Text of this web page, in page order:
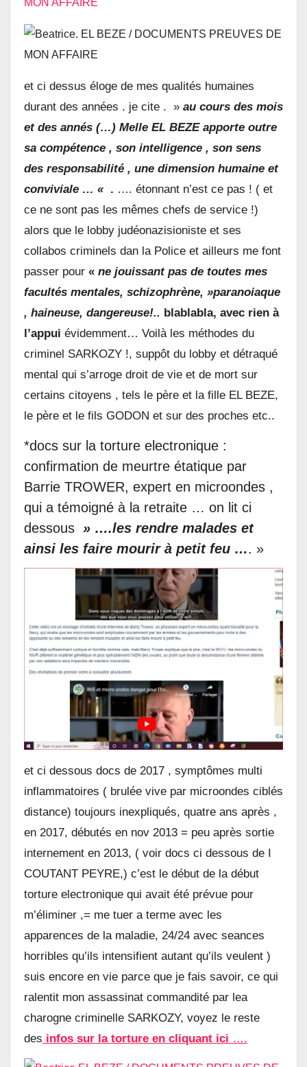
et ci dessus éloge de mes qualités humaines
durant des années . je cite . » au cours des mois
et des annés (…) Melle EL BEZE apporte outre
sa compétence , son intelligence , son sens
des responsabilité , une dimension humaine et
conviviale … « . …. étonnant n’est ce pas ! ( et
ce ne sont pas les mêmes chefs de service !)
alors que le lobby judéonazisioniste et ses
collabos criminels dan la Police et ailleurs me font
passer pour « ne jouissant pas de toutes mes
facultés mentales, schizophrène, »paranoiaque
, haineuse, dangereuse!.. blablabla, avec rien à
l’appui évidemment… Voilà les méthodes du
criminel SARKOZY !, suppôt du lobby et détraqué
mental qui s’arroge droit de vie et de mort sur
certains citoyens , tels le père et la fille EL BEZE,
le père et le fils GODON et sur des proches etc..
*docs sur la torture electronique :
confirmation de meurtre étatique par
Barrie TROWER, expert en microondes ,
qui a témoigné à la retraite … on lit ci
dessous » ….les rendre malades et
ainsi les faire mourir à petit feu …. »
et ci dessous docs de 2017 , symptômes multi
inflammatoires ( brulée vive par microondes ciblés
distance) toujours inexpliqués, quatre ans après ,
en 2017, débutés en nov 2013 = peu après sortie
internement en 2013, ( voir docs ci dessous de I
COUTANT PEYRE,) c’est le début de la début
torture electronique qui avait été prévue pour
m’éliminer ,= me tuer a terme avec les
apparences de la maladie, 24/24 avec seances
horribles qu’ils intensifient autant qu’ils veulent )
suis encore en vie parce que je fais savoir, ce qui
ralentit mon assassinat commandité par lea
charogne criminelle SARKOZY, voyez le reste
des infos sur la torture en cliquant ici ….